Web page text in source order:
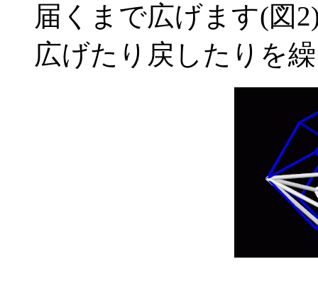
届くまで広げます(図
広げたり戻したりを